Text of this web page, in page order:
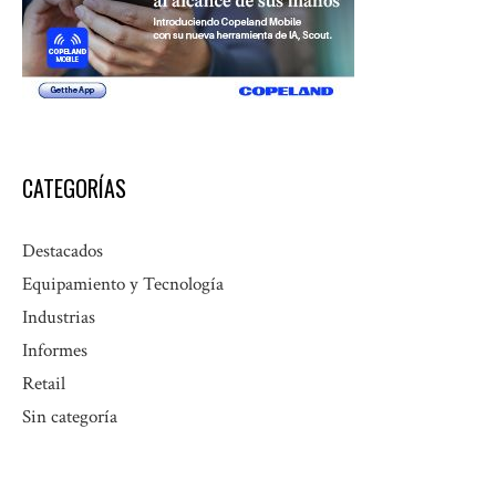
CATEGORÍAS
Destacados
Equipamiento y Tecnología
Industrias
Informes
Retail
Sin categoría